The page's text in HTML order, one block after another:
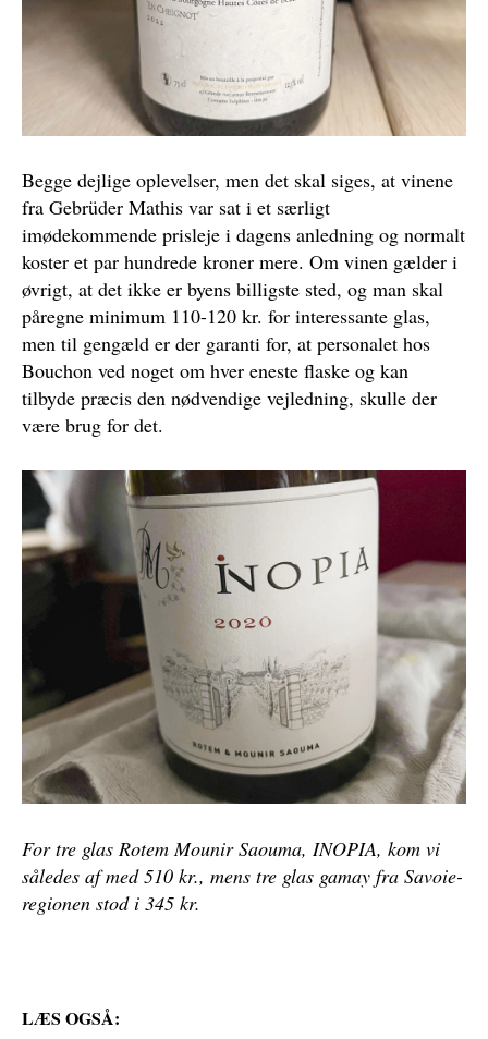
indrettet, der er højt til loftet, og ved køkkenet er
der mulighed for at sidde i baren og betragte de
dygtige – og snakkesalige – kokke gøre deres
gerning.
Vinkortet rummer mange spændende flasker, og
glas. Det er dog svært at finde mere interessante
glas til under 110-120 kr., hvilket man skal være
forberedt på, ligesom stedet ikke udbyder
rendyrkede naturvine af den slags, der findes
enkelte andre steder i byen. Til gengæld tilbydes
god vejledning i forhold til vinstil og præference,
og det skal nok lykkedes at finde noget, der falder
i ens smag.
Taget råvarernes kvalitet og den skarpe
tilberedning i betragtning, er maden meget rimeligt
heldig at få stor værdi for pengene, afhængig af
den givne uge.
Der er desværre ikke mulighed for at sidde ude,
når ellers bortset fra en bænk, der er tilgængelig i
sommermånederne. Nogen løsning på problemet
er der næppe, da vi befinder os i et kryds på
hjørnet mellem Jægergårdsgade og M.P. Bruuns
Gade, men er man til at sidde på en terrasse og
drikke sin champagne, skal det gøres andetsteds.
Begge dejlige oplevelser, men det skal siges, at vinene
fra Gebrüder Mathis var sat i et særligt
imødekommende prisleje i dagens anledning og normalt
koster et par hundrede kroner mere. Om vinen gælder i
øvrigt, at det ikke er byens billigste sted, og man skal
påregne minimum 110-120 kr. for interessante glas,
men til gengæld er der garanti for, at personalet hos
Bouchon ved noget om hver eneste flaske og kan
tilbyde præcis den nødvendige vejledning, skulle der
være brug for det.
For tre glas Rotem Mounir Saouma, INOPIA, kom vi
således af med 510 kr., mens tre glas gamay fra Savoie-
regionen stod i 345 kr.
LÆS OGSÅ: